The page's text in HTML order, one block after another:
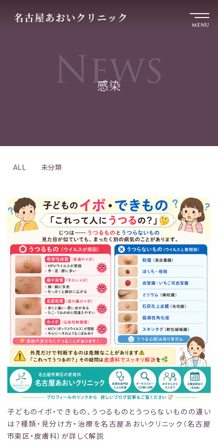
MENU
News
感染
ALL 未分類
子どものイボ・できもの、うつるものとうつらないものの違い
は？種類・見分け方・治療を名古屋あおいクリニック（名古屋
市東区・皮膚科）が詳しく解説